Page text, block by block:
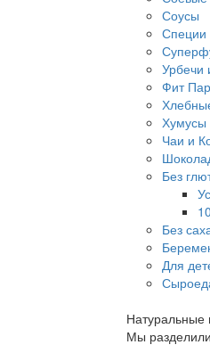
Соусы
Специи
Урбечи
Фит
Хумусы
Чаи и
Без
Без
Для
Мы